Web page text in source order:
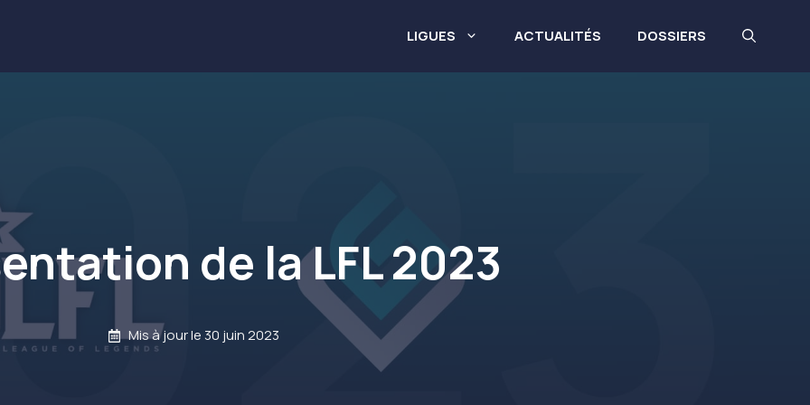
LIGUES ACTUALITÉS DOSSIERS
de la LFL 2023
Mis à jour le 30 juin 2023